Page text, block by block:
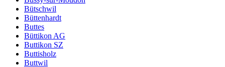
Bütschwil
Büttenhardt
Buttes
Büttikon AG
Buttikon SZ
Buttisholz
Buttwil